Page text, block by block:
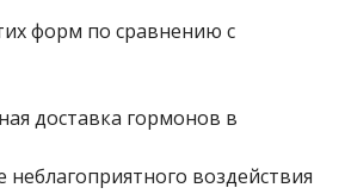
форм по сравнению с
доставка гормонов в
неблагоприятного воздействия